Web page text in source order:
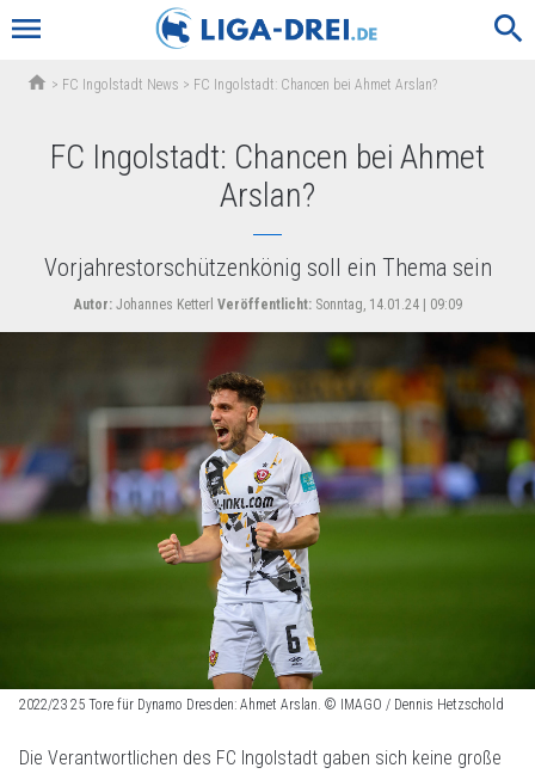
menu search
home > FC Ingolstadt News > FC Ingolstadt: Chancen bei Ahmet Arslan?
FC Ingolstadt: Chancen bei Ahmet
Arslan?
Vorjahrestorschützenkönig soll ein Thema sein
Autor:Johannes Ketterl Veröffentlicht:Sonntag, 14.01.24 | 09:09
2022/23 25 Tore für Dynamo Dresden: Ahmet Arslan. © IMAGO / Dennis Hetzschold
Die Verantwortlichen des FC Ingolstadt gaben sich keine große